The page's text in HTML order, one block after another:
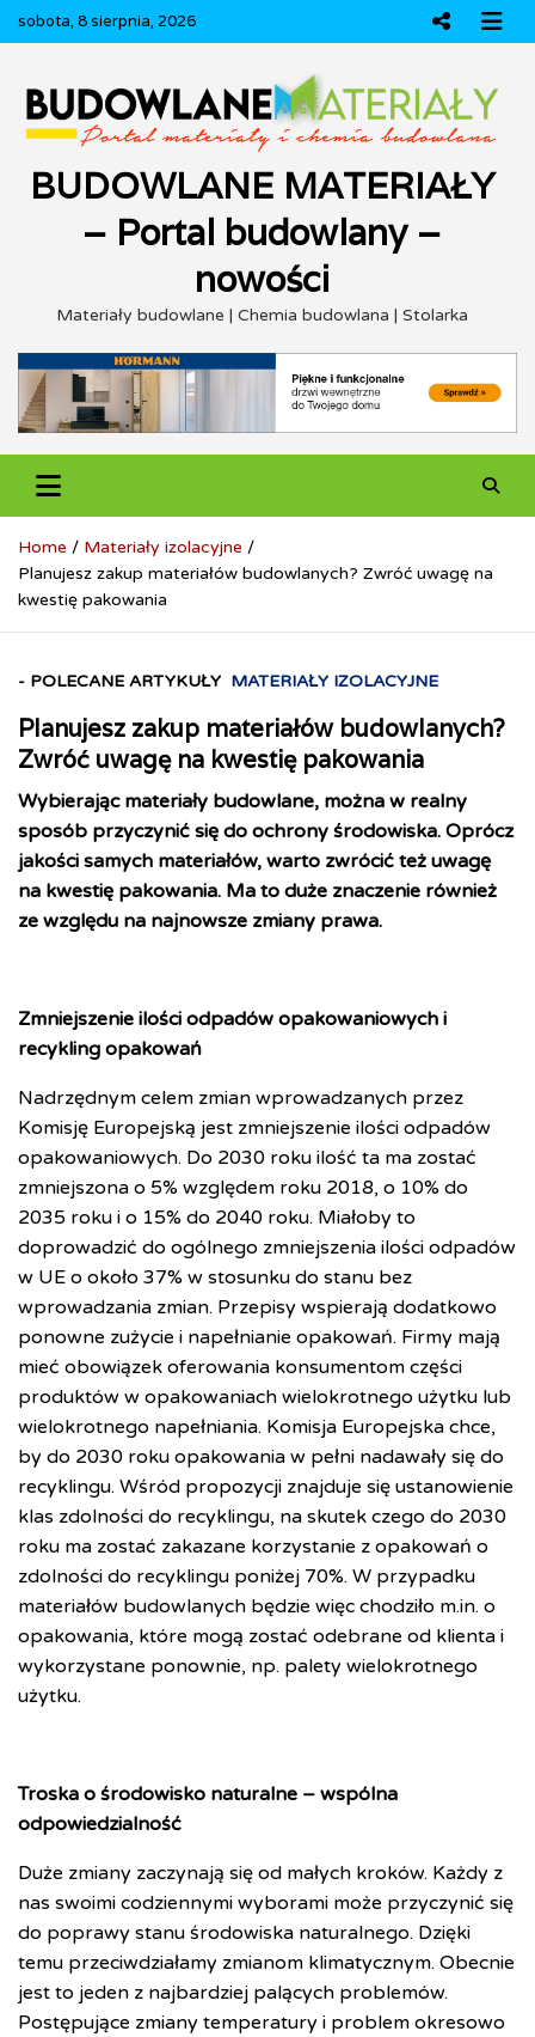
sobota, 8 sierpnia, 2026
BUDOWLANE MATERIAŁY
– Portal budowlany –
nowości
Materiały budowlane | Chemia budowlana | Stolarka
Home
Materiały izolacyjne
Planujesz zakup materiałów budowlanych? Zwróć uwagę na
kwestię pakowania
- POLECANE ARTYKUŁY MATERIAŁY IZOLACYJNE
Planujesz zakup materiałów budowlanych?
Zwróć uwagę na kwestię pakowania
Wybierając materiały budowlane, można w realny
sposób przyczynić się do ochrony środowiska. Oprócz
jakości samych materiałów, warto zwrócić też uwagę
na kwestię pakowania. Ma to duże znaczenie również
ze względu na najnowsze zmiany prawa.
Zmniejszenie ilości odpadów opakowaniowych i
recykling opakowań
Nadrzędnym celem zmian wprowadzanych przez
Komisję Europejską jest zmniejszenie ilości odpadów
opakowaniowych. Do 2030 roku ilość ta ma zostać
zmniejszona o 5% względem roku 2018, o 10% do
2035 roku i o 15% do 2040 roku. Miałoby to
doprowadzić do ogólnego zmniejszenia ilości odpadów
w UE o około 37% w stosunku do stanu bez
wprowadzania zmian. Przepisy wspierają dodatkowo
ponowne zużycie i napełnianie opakowań. Firmy mają
mieć obowiązek oferowania konsumentom części
produktów w opakowaniach wielokrotnego użytku lub
wielokrotnego napełniania. Komisja Europejska chce,
by do 2030 roku opakowania w pełni nadawały się do
recyklingu. Wśród propozycji znajduje się ustanowienie
klas zdolności do recyklingu, na skutek czego do 2030
roku ma zostać zakazane korzystanie z opakowań o
zdolności do recyklingu poniżej 70%. W przypadku
materiałów budowlanych będzie więc chodziło m.in. o
opakowania, które mogą zostać odebrane od klienta i
wykorzystane ponownie, np. palety wielokrotnego
użytku.
Troska o środowisko naturalne – wspólna
odpowiedzialność
Duże zmiany zaczynają się od małych kroków. Każdy z
nas swoimi codziennymi wyborami może przyczynić się
do poprawy stanu środowiska naturalnego. Dzięki
temu przeciwdziałamy zmianom klimatycznym. Obecnie
jest to jeden z najbardziej palących problemów.
Postępujące zmiany temperatury i problem okresowo